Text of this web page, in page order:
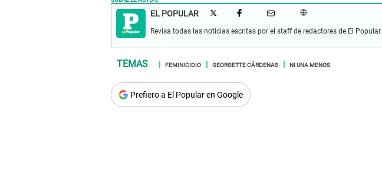
EL POPULAR
Revisa todas las noticias escritas por el staff de redactores de El Popular.
FEMINICIDIO GEORGETTE CÁRDENAS NI UNA MENOS
Prefiero a El Popular en Google